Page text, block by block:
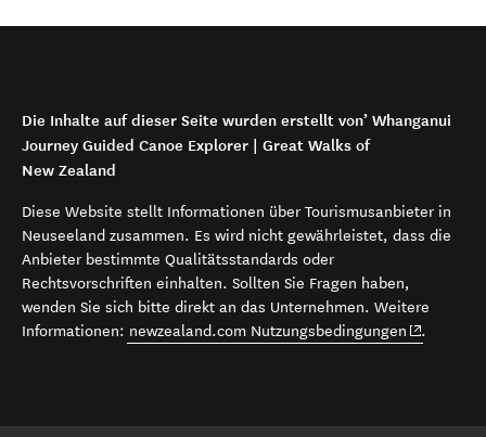
Die Inhalte auf dieser Seite wurden erstellt von’ Whanganui
Journey Guided Canoe Explorer | Great Walks of
New Zealand
Diese Website stellt Informationen über Tourismusanbieter in
Neuseeland zusammen. Es wird nicht gewährleistet, dass die
Anbieter bestimmte Qualitätsstandards oder
Rechtsvorschriften einhalten. Sollten Sie Fragen haben,
wenden Sie sich bitte direkt an das Unternehmen. Weitere
Informationen: newzealand.com Nutzungsbedingungen (opens in
.